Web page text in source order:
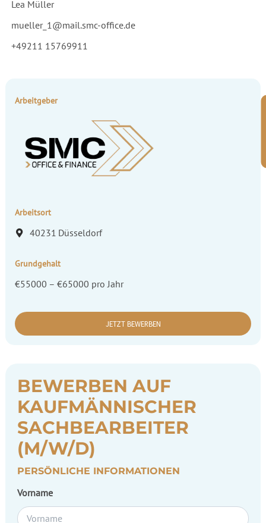
Lea Müller
mueller_1@mail.smc-office.de
+49211 15769911
Arbeitgeber
Arbeitsort
40231 Düsseldorf
Grundgehalt
€55000 – €65000 pro Jahr
JETZT BEWERBEN
BEWERBEN AUF
KAUFMÄNNISCHER
SACHBEARBEITER
(M/W/D)
PERSÖNLICHE INFORMATIONEN
Vorname